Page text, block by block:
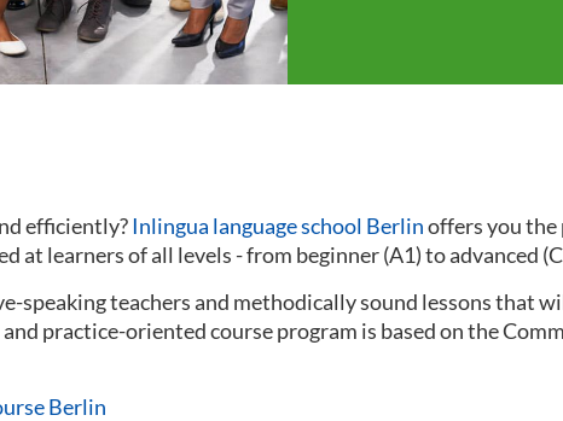
efficiently?Inlingua language school Berlinoffers you
at learners of all levels - from beginner (A1) to advanced
speaking teachers and methodically sound lessons that
practice-oriented course program is based on the
Berlin